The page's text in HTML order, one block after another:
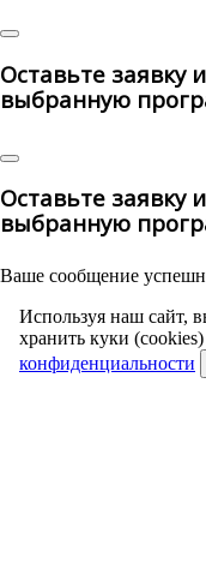
Оставьте заявку
выбранную
Оставьте заявку
выбранную
Ваше сообщение
Используя наш сайт,
хранить куки
конфиденциальности